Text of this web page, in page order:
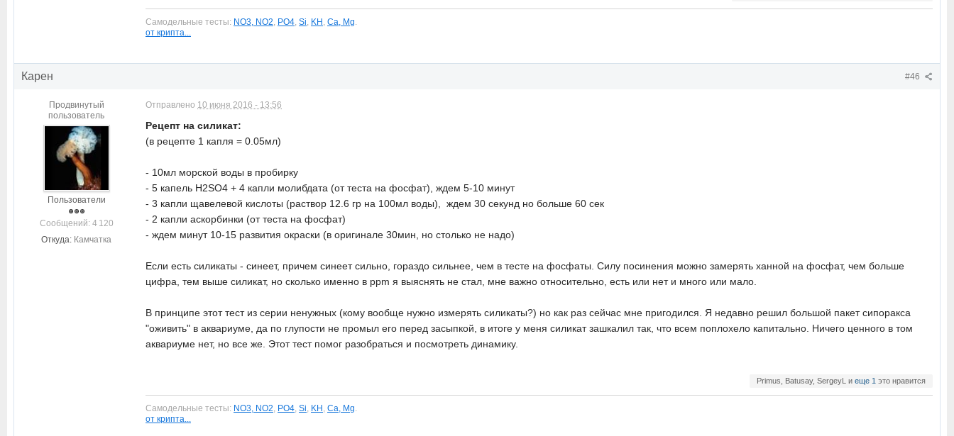
Самодельные тесты: NO3, NO2 PO4 Si KH Ca, Mg
от крипта...
#46
Карен
Продвинутый
пользователь
Пользователи
Cообщений: 4 120
Откуда: Камчатка
Отправлено 10 июня 2016 - 13:56
Рецепт на силикат:
(в рецепте 1 капля = 0.05мл)
- 10мл морской воды в пробирку
- 5 капель H2SO4 + 4 капли молибдата (от теста на фосфат), ждем 5-10 минут
- 3 капли щавелевой кислоты (раствор 12.6 гр на 100мл воды), ждем 30 секунд но больше 60 сек
- 2 капли аскорбинки (от теста на фосфат)
- ждем минут 10-15 развития окраски (в оригинале 30мин, но столько не надо)
Если есть силикаты - синеет, причем синеет сильно, гораздо сильнее, чем в тесте на фосфаты. Силу посинения можно замерять ханной на фосфат, чем больше
цифра, тем выше силикат, но сколько именно в ppm я выяснять не стал, мне важно относительно, есть или нет и много или мало.
В принципе этот тест из серии ненужных (кому вообще нужно измерять силикаты?) но как раз сейчас мне пригодился. Я недавно решил большой пакет сипоракса
"оживить" в аквариуме, да по глупости не промыл его перед засыпкой, в итоге у меня силикат зашкалил так, что всем поплохело капитально. Ничего ценного в том
аквариуме нет, но все же. Этот тест помог разобраться и посмотреть динамику.
Primus, Batusay, SergeyL и еще 1 это нравится
Самодельные тесты: NO3, NO2 PO4 Si KH Ca, Mg
от крипта...